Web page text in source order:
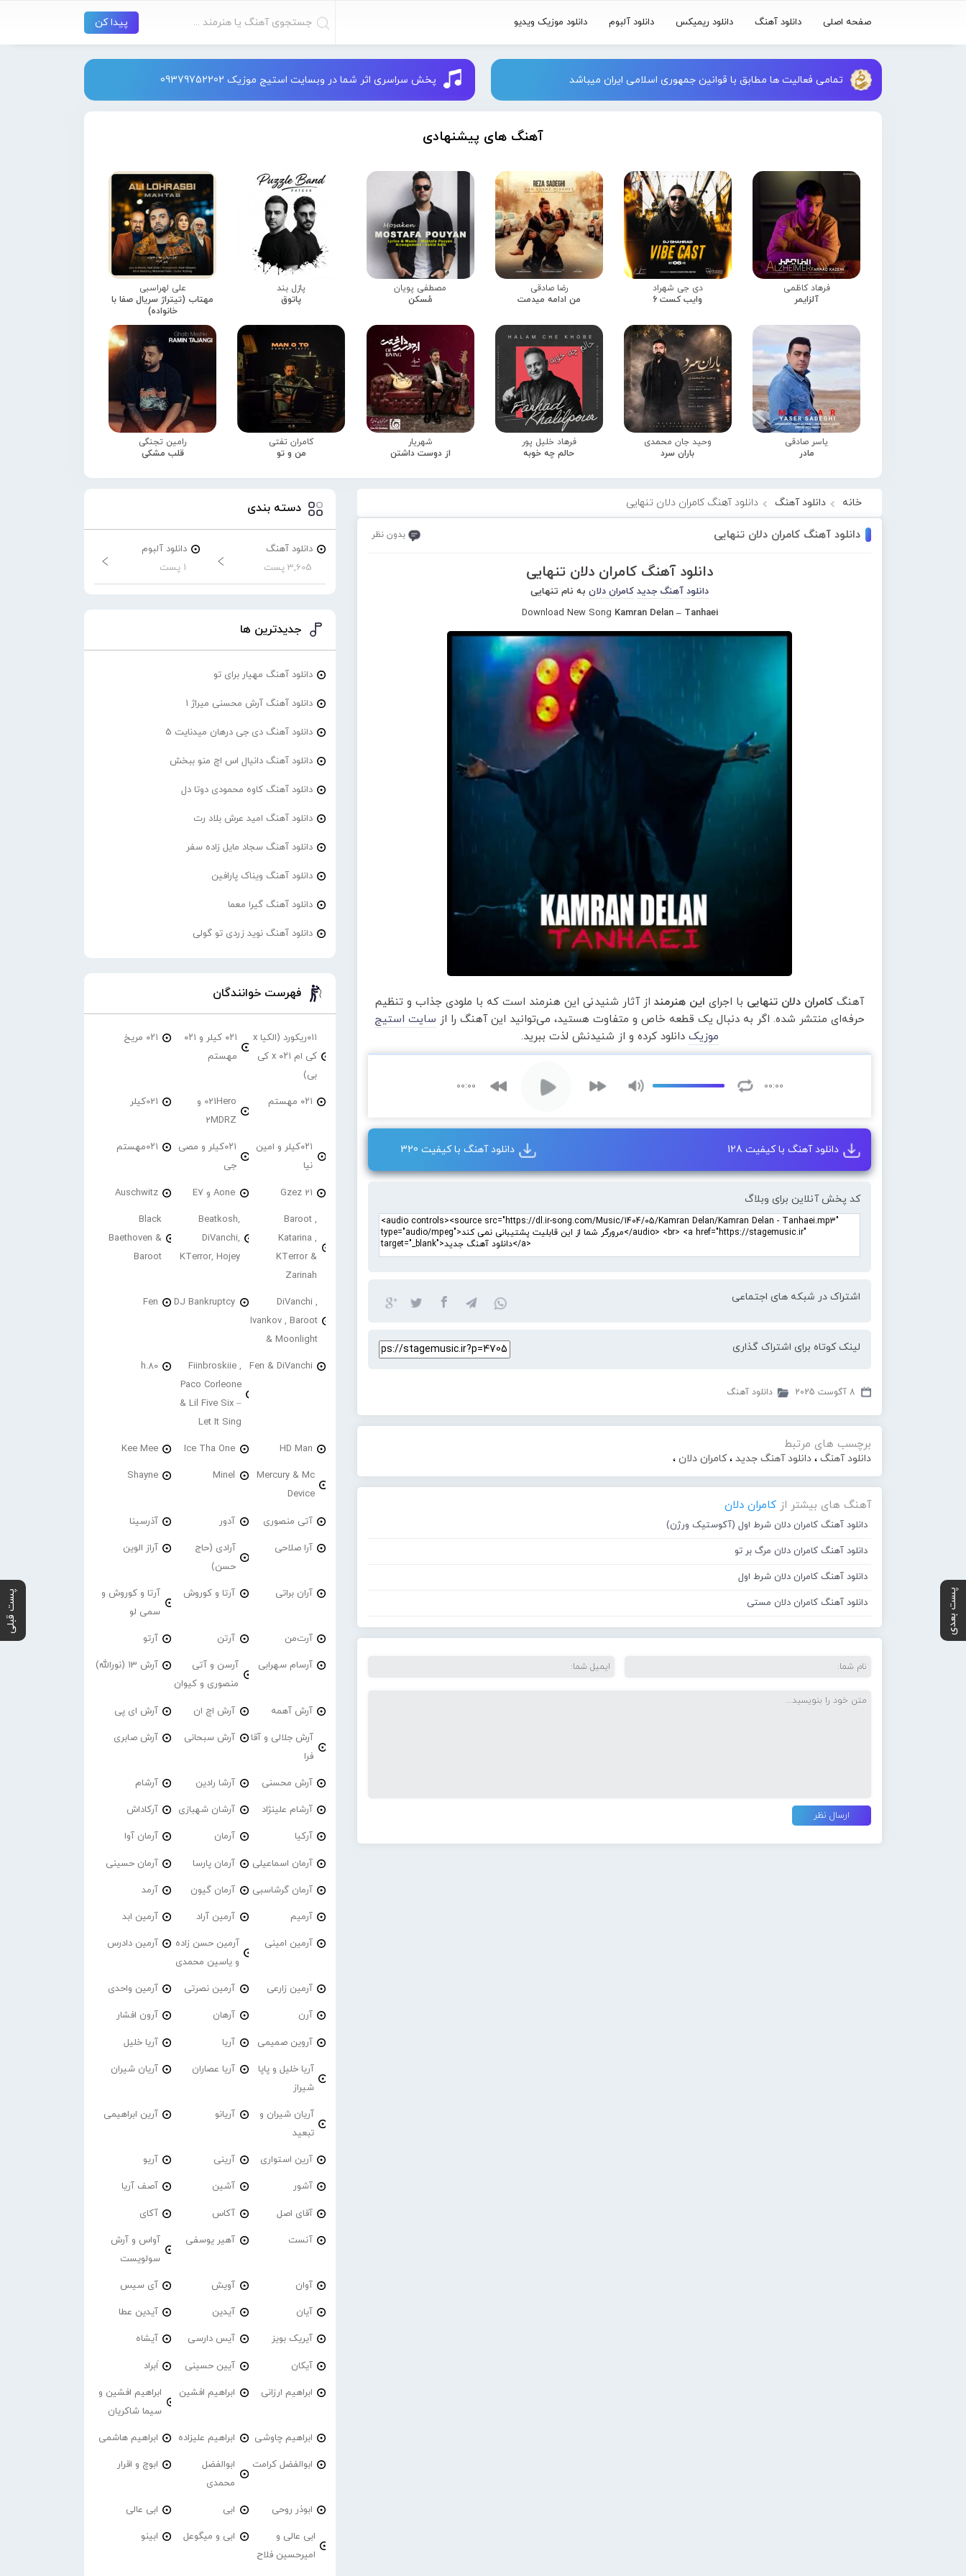
صفحه اصلی دانلود آهنگ دانلود ریمیکس دانلود آلبوم دانلود موزیک ویدیو
تمامی فعالیت ها مطابق با قوانین جمهوری اسلامی ایران میباشد پخش سراسری اثر شما در وبسایت استیج موزیک 09379752202
آهنگ های پیشنهادی
فرهاد کاظمی
آلزایمر
دی جی شهراد
وایب کست 6
رضا صادقی
من ادامه میدمت
مصطفی پویان
مُسکن
پازل بند
پاتوق
علی لهراسبی
مهتاب (تیتراژ سریال صفا با
خانواده)
یاسر صادقی
مادر
وحید جان محمدی
باران سرد
فرهاد خلیل پور
حالم چه خوبه
شهریار
از دوست داشتن
کامران تفتی
من و تو
رامین تجنگی
قلب مشکی
خانه دانلود آهنگ دانلود آهنگ کامران دلان تنهایی
دانلود آهنگ کامران دلان تنهایی بدون نظر
دانلود آهنگ کامران دلان تنهایی
دانلود آهنگ جدید کامران دلان به نام تنهایی
Download New Song Kamran Delan – Tanhaei
آهنگ کامران دلان تنهایی با اجرای این هنرمند از آثار شنیدنی این هنرمند است که با ملودی جذاب و تنظیم
حرفه‌ای منتشر شده. اگر به دنبال یک قطعه خاص و متفاوت هستید، می‌توانید این آهنگ را از سایت استیج
موزیک دانلود کرده و از شنیدنش لذت ببرید.
00:00 00:00
دانلود آهنگ با کیفیت 128 دانلود آهنگ با کیفیت 320
کد پخش آنلاین برای وبلاگ
اشتراک در شبکه های اجتماعی
لینک کوتاه برای اشتراک گذاری
8 آگوست 2025 دانلود آهنگ
پست بعدی پست قبلی
برچسب های مرتبط
دانلود آهنگ ، دانلود آهنگ جدید ،کامران دلان ،
آهنگ های بیشتر از کامران دلان
دانلود آهنگ کامران دلان شرط اول (آکوستیک ورژن)
دانلود آهنگ کامران دلان مرگ بر تو
دانلود آهنگ کامران دلان شرط اول
دانلود آهنگ کامران دلان مستی
دسته بندی
دانلود آهنگ
3,605 پست
دانلود آلبوم
1 پست
جدیدترین ها
دانلود آهنگ مهیار برای تو
دانلود آهنگ آرش محسنی میراژ 1
دانلود آهنگ دی جی درهان میدنایت 5
دانلود آهنگ دانیال اس اچ منو ببخش
دانلود آهنگ کاوه محمودی دوتا دل
دانلود آهنگ امید عرش بلاد رت
دانلود آهنگ سجاد مایل زاده سفر
دانلود آهنگ ویناک پارافین
دانلود آهنگ گیرا معما
دانلود آهنگ نوید زردی تو گولی
فهرست خوانندگان
۰۱۱ریکورد (الکیا x
کی ام ۰۲۱ x کی
بی)
۰۲۱ کیلر و ۰۲۱
مهستم
۰۲۱ مریخ
۰۲۱ مهستم
021Hero و
2MDRZ
021کیلر
۰۲۱کیلر و امین
نیا
۰۲۱کیلر و مصی
جی
۰۲۱مهستم
21 Gzez Aone و E7 Auschwitz
Baroot ,
Katarina ,
KTerror &
Zarinah
Beatkosh,
DiVanchi,
KTerror, Hojey
Black
Baethoven &
Baroot
DiVanchi ,
Ivankov , Baroot
& Moonlight
DJ Bankruptcy
Fen
Fen & DiVanchi
Fiinbroskiie ,
Paco Corleone
& Lil Five Six –
Let It Sing
h.80
HD Man
Ice Tha One
Kee Mee
Mercury & Mc
Device
Minel
Shayne
آتی منصوری آدور آذرسینا
آرا صلاحی
آرادی (حاج
حسن)
آراز الوین
آران براتی آرتا و کوروش
آرتا و کوروش و
سمی لو
آرت‌من آرتن آرتو
آرسام سهرابی
آرسن و آتی
منصوری و کیوان
آرش 13 (نورالله)
آرش آهمه آرش اچ ان آرش ای پی
آرش جلالی و آقا
فرا
آرش سبحانی آرش صابری
آرش محسنی آرشا رادین آرشام
آرشام علینژاد آرشان شهبازی آرکاداش
آرکیا آرمان آرمان آوا
آرمان اسماعیلی آرمان پارسا آرمان حسینی
آرمان گرشاسبی آرمان گیون آرمد
آرمیم آرمین آراد آرمین ابد
آرمین امینی
آرمین حسن زاده
و یاسین محمدی
آرمین دادرس
آرمین زارعی آرمین نصرتی آرمین واحدی
آرن آرهان آرون افشار
آروین صمیمی آریا آریا خلیل
آریا خلیل و پاپا
شیراز
آریا عصاران آریان شیران
آریان شیران و
تبعید
آریانو آرین ابراهیمی
آرین استواری آرینی آریو
آشور آشین آصف آریا
آقای اصل آکاس آکای
آنست آهیر یوسفی
آواس و آرش
سولویست
آوان آویش آی سیس
آیان آیدین آیدین عطا
آیریک بویز آیس دارسی آیشاه
آیکان آیین حسینی اَبراد
ابراهیم ارزانی ابراهیم افشین
ابراهیم افشین و
سیما شاکریان
ابراهیم چاوشی ابراهیم علیزاده ابراهیم هاشمی
ابوالفضل کرامت
ابوالفضل
محمدی
ابوچ و اقرار
ابوذر روحی ابی ابی عالی
ابی عالی و
امیرحسین فلاح
ابی و میگوعل ابینو